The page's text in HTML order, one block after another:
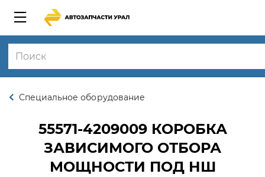
Специальное оборудование
55571-4209009КОРОБКА
ЗАВИСИМОГО ОТБОРА
МОЩНОСТИ ПОД НШ